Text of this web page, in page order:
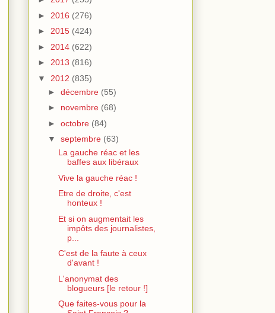
► 2016 (276)
► 2015 (424)
► 2014 (622)
► 2013 (816)
▼ 2012 (835)
► décembre (55)
► novembre (68)
► octobre (84)
▼ septembre (63)
La gauche réac et les
baffes aux libéraux
Vive la gauche réac !
Etre de droite, c'est
honteux !
Et si on augmentait les
impôts des journalistes,
p...
C'est de la faute à ceux
d'avant !
L'anonymat des
blogueurs [le retour !]
Que faites-vous pour la